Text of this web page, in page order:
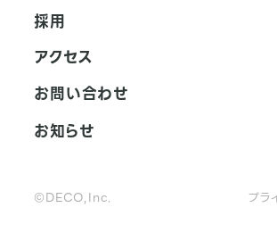
沿革と業績
拠点一覧
広告・マーケティング事業
新規事業
採用
採用情報
代表メッセージ
募集職種
データで見る凸
アクセス
お問い合わせ
お知らせ
©DECO,Inc. プラ